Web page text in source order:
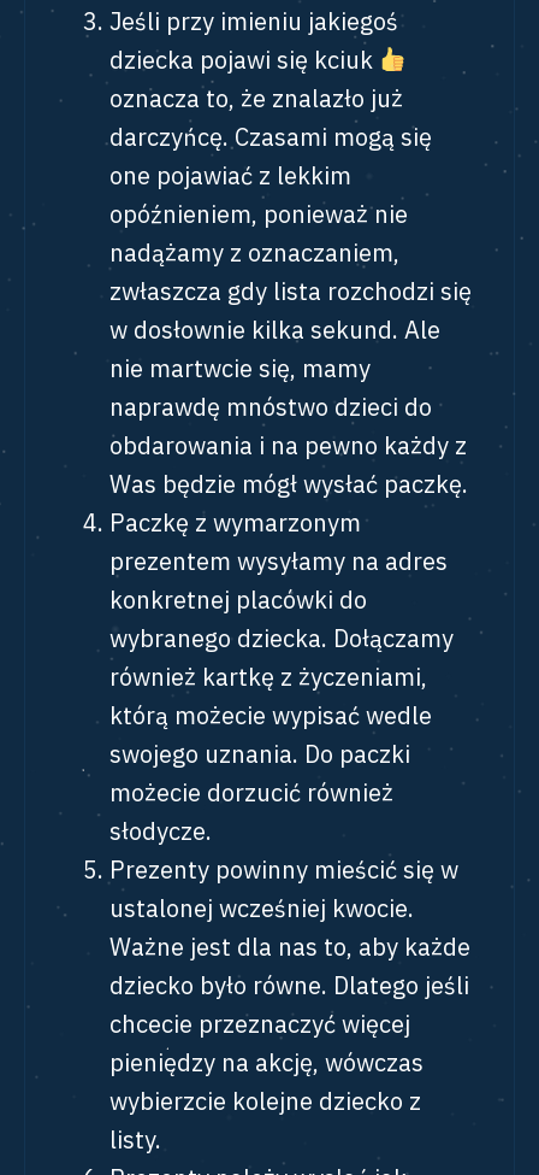
Jeśli przy imieniu jakiegoś
dziecka pojawi się kciuk
oznacza to, że znalazło już
darczyńcę. Czasami mogą się
one pojawiać z lekkim
opóźnieniem, ponieważ nie
nadążamy z oznaczaniem,
zwłaszcza gdy lista rozchodzi się
w dosłownie kilka sekund. Ale
nie martwcie się, mamy
naprawdę mnóstwo dzieci do
obdarowania i na pewno każdy z
Was będzie mógł wysłać paczkę.
Paczkę z wymarzonym
prezentem wysyłamy na adres
konkretnej placówki do
wybranego dziecka. Dołączamy
również kartkę z życzeniami,
którą możecie wypisać wedle
swojego uznania. Do paczki
możecie dorzucić również
słodycze.
Prezenty powinny mieścić się w
ustalonej wcześniej kwocie.
Ważne jest dla nas to, aby każde
dziecko było równe. Dlatego jeśli
chcecie przeznaczyć więcej
pieniędzy na akcję, wówczas
wybierzcie kolejne dziecko z
listy.